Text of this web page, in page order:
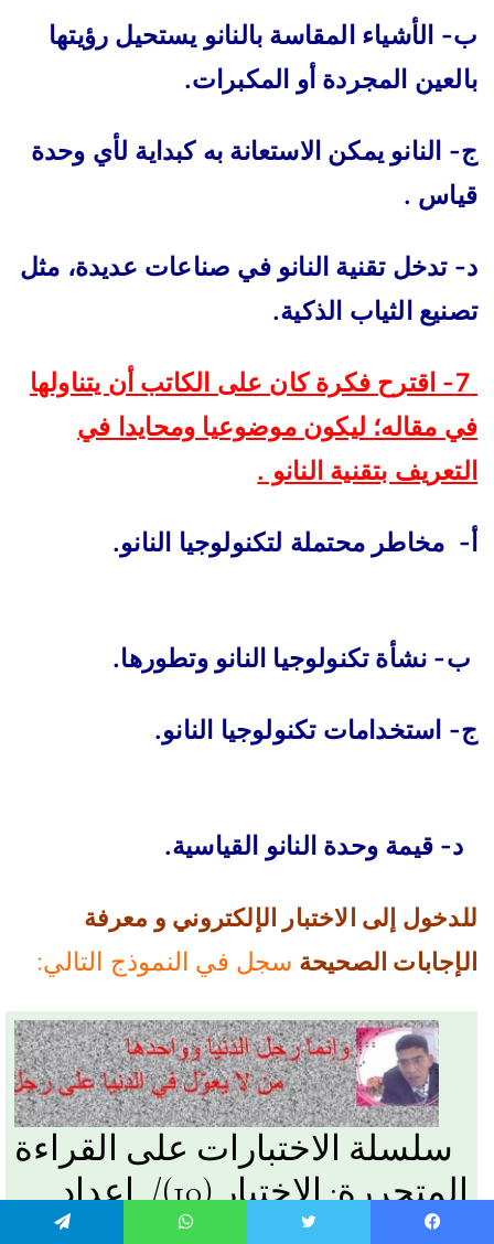
ب- الأشياء المقاسة بالنانو يستحيل رؤيتها
بالعين المجردة أو المكبرات.
ج- النانو يمكن الاستعانة به كبداية لأي وحدة
قياس .
د- تدخل تقنية النانو في صناعات عديدة، مثل
تصنيع الثياب الذكية.
7- اقترح فكرة كان على الكاتب أن يتناولها
في مقاله؛ ليكون موضوعيا ومحايدا في
التعريف بتقنية النانو .
أ- مخاطر محتملة لتكنولوجيا النانو.
ب- نشأة تكنولوجيا النانو وتطورها.
ج- استخدامات تكنولوجيا النانو.
د- قيمة وحدة النانو القياسية.
للدخول إلى الاختبار الإلكتروني و معرفة
الإجابات الصحيحة سجل في النموذج التالي: